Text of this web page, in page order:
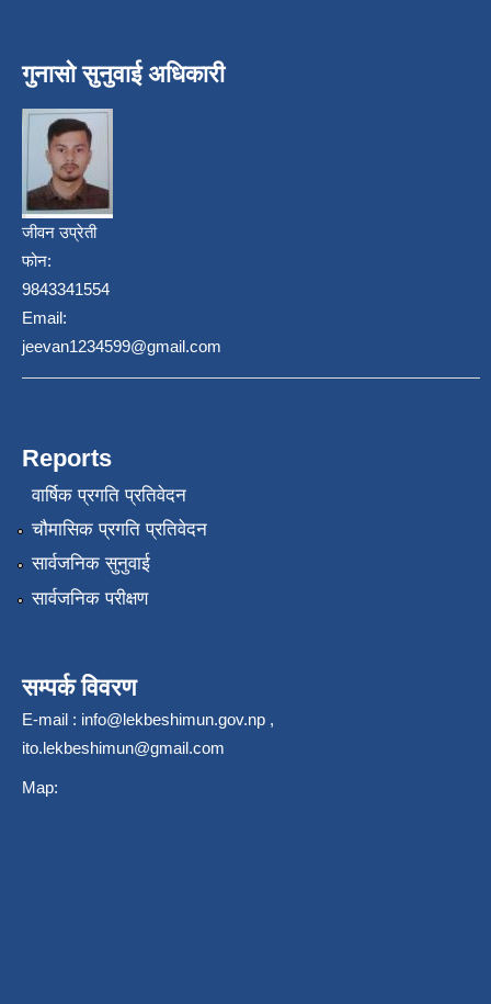
गुनासो सुनुवाई अधिकारी
जीवन उप्रेती
फोन:
9843341554
Email:
jeevan1234599@gmail.com
Reports
वार्षिक प्रगति प्रतिवेदन
चौमासिक प्रगति प्रतिवेदन
सार्वजनिक सुनुवाई
सार्वजनिक परीक्षण
सम्पर्क विवरण
E-mail : info@lekbeshimun.gov.np ,
ito.lekbeshimun@gmail.com
Map: